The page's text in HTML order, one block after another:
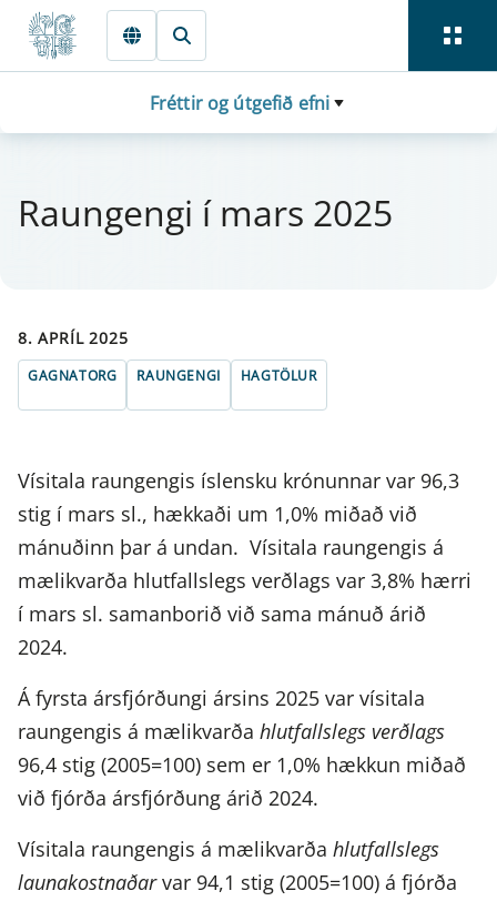
Fara beint í Meginmál
Fréttir og útgefið efni
Raun­gengi í mars 2025
8. APRÍL 2025
GAGNATORG RAUNGENGI HAGTÖLUR
Vísitala raungengis íslensku krónunnar var 96,3
stig í mars sl., hækkaði um 1,0% miðað við
mánuðinn þar á undan. Vísitala raungengis á
mælikvarða hlutfallslegs verðlags var 3,8% hærri
í mars sl. samanborið við sama mánuð árið
2024.
Á fyrsta ársfjórðungi ársins 2025 var vísitala
raungengis á mælikvarða hlutfallslegs verðlags
96,4 stig (2005=100) sem er 1,0% hækkun miðað
við fjórða ársfjórðung árið 2024.
Vísitala raungengis á mælikvarða hlutfallslegs
launakostnaðarvar 94,1 stig (2005=100) á fjórða